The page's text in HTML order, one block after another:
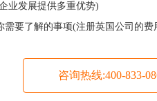
业发展提供多重优势)
需要了解的事项(注册英国公司的费
咨询热线:400-833-